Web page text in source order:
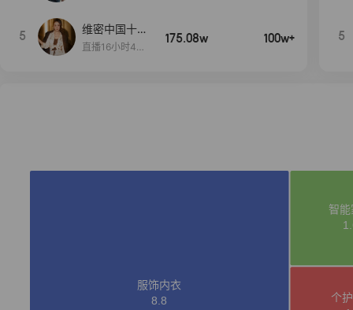
5
维密中国十周
年 与你如此
直播16小时48
175.08w 100w+ 5